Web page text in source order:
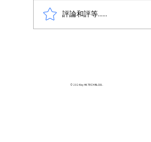
限制，用 Database
評論和評等......
© 2024 by HK TECH BLOG .